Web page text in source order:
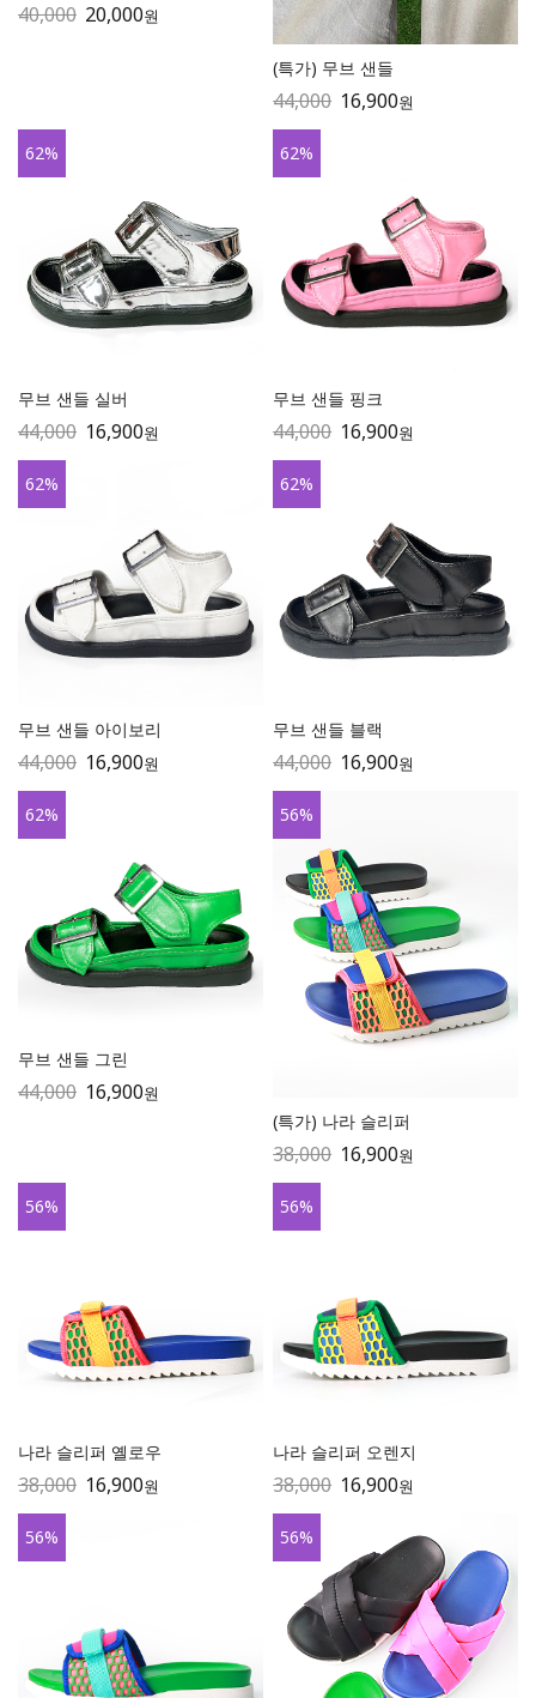
40,000 20,000원
(특가) 무브 샌들
44,000 16,900원
62%
무브 샌들 실버
44,000 16,900원
62%
무브 샌들 핑크
44,000 16,900원
62%
무브 샌들 아이보리
44,000 16,900원
62%
무브 샌들 블랙
44,000 16,900원
62%
무브 샌들 그린
44,000 16,900원
56%
(특가) 나라 슬리퍼
38,000 16,900원
56%
나라 슬리퍼 옐로우
38,000 16,900원
56%
나라 슬리퍼 오렌지
38,000 16,900원
56% 56%